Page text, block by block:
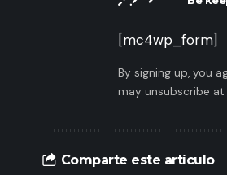
[mc4wp_form]
By signing up, you
may unsubscribe
Comparte este artículo